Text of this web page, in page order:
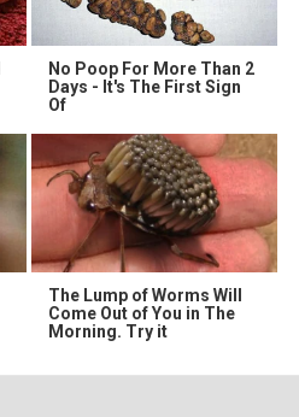
No Poop For More Than 2
Days - It's The First Sign
Of
The Lump of Worms Will
Come Out of You in The
Morning. Try it